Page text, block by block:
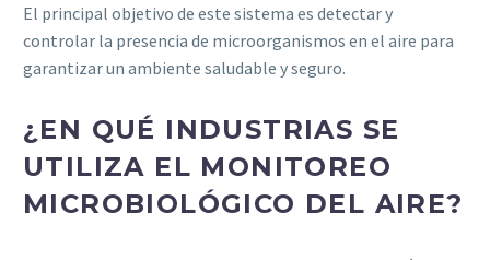
El principal objetivo de este sistema es detectar y
controlar la presencia de microorganismos en el aire para
garantizar un ambiente saludable y seguro.
¿EN QUÉ INDUSTRIAS SE
UTILIZA EL MONITOREO
MICROBIOLÓGICO DEL AIRE?